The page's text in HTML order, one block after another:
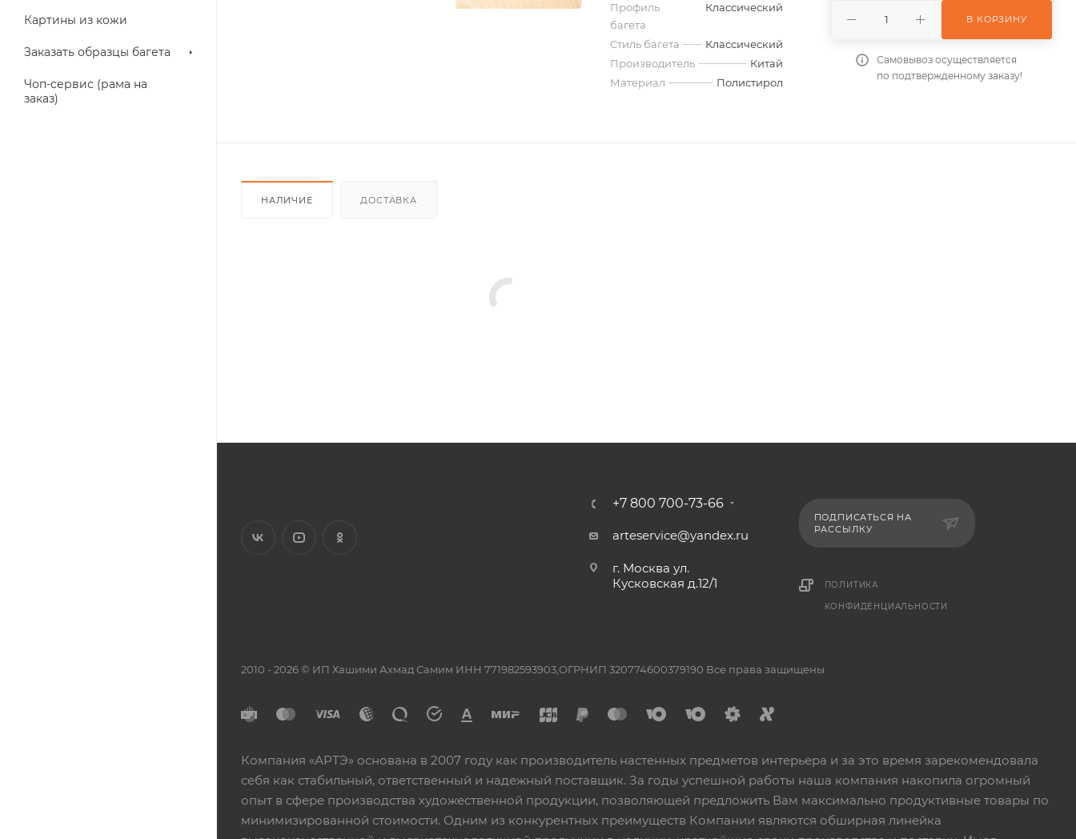
Картины из кожи
Заказать образцы багета
Чоп-сервис (рама на
заказ)
Профиль
багета
Классический
Стиль багета
Классический
Производитель
Китай
Материал
Полистирол
В КОРЗИНУ
Самовывоз осуществляется
по подтвержденному заказу!
НАЛИЧИЕ ДОСТАВКА
+7 800 700-73-66
arteservice@yandex.ru
г. Москва ул.
Кусковская д.12/1
ПОДПИСАТЬСЯ НА
РАССЫЛКУ
ПОЛИТИКА
КОНФИДЕНЦИАЛЬНОСТИ
2010 - 2026 © ИП Хашими Ахмад Самим ИНН 771982593903,ОГРНИП 320774600379190 Все права защищены
Компания «АРТЭ» основана в 2007 году как производитель настенных предметов интерьера и за это время зарекомендовала
себя как стабильный, ответственный и надежный поставщик. За годы успешной работы наша компания накопила огромный
опыт в сфере производства художественной продукции, позволяющей предложить Вам максимально продуктивные товары по
минимизированной стоимости. Одним из конкурентных преимуществ Компании являются обширная линейка